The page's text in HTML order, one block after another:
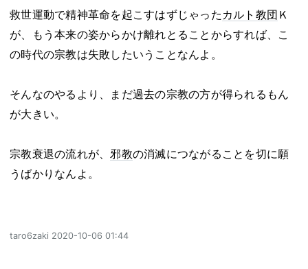
救世運動で精神革命を起こすはずじゃった カルト教団 Ｋ
が、もう本来の姿からかけ離れとることからすれば、こ
の時代の宗教は失敗したいうことなんよ。
そんなのやるより、まだ過去の宗教の方が得られるもん
が大きい。
宗教衰退の流れが、 邪教の消滅につながることを切に願
うばかりなんよ。
taro6zaki 2020-10-06 01:44